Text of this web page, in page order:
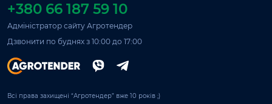
+380 66 187 59 10
Адміністратор сайту Агротендер
Дзвонити по буднях з 10:00 до 17:00
Всі права захищені “Агротендер” вже 10 років ;)